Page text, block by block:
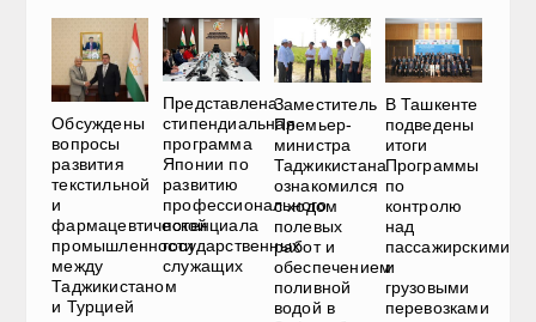
Обсуждены
вопросы
развития
текстильной
и
фармацевтической
промышленности
между
Таджикистаном
и Турцией
Представлена
стипендиальная
программа
Японии по
развитию
профессионального
потенциала
государственных
служащих
Заместитель
Премьер-
министра
Таджикистана
ознакомился
с ходом
полевых
работ и
обеспечением
поливной
водой в
В Ташкенте
подведены
итоги
Программы
по
контролю
над
пассажирскими
и
грузовыми
перевозками